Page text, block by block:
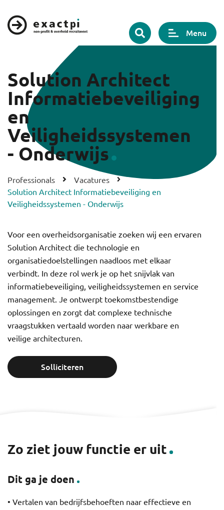
Menu
Solution Architect
Informatiebeveiliging
en
Veiligheidssystemen
- Onderwijs
Professionals
Vacatures
Solution Architect Informatiebeveiliging en
Veiligheidssystemen - Onderwijs
Voor een overheidsorganisatie zoeken wij een ervaren
Solution Architect die technologie en
organisatiedoelstellingen naadloos met elkaar
verbindt. In deze rol werk je op het snijvlak van
informatiebeveiliging, veiligheidssystemen en service
management. Je ontwerpt toekomstbestendige
oplossingen en zorgt dat complexe technische
vraagstukken vertaald worden naar werkbare en
veilige architecturen.
Solliciteren
Zo ziet jouw functie er uit
Dit ga je doen
• Vertalen van bedrijfsbehoeften naar effectieve en